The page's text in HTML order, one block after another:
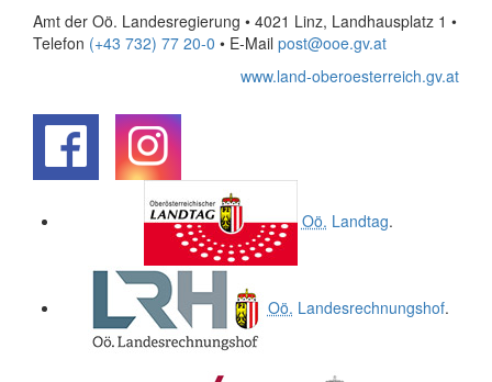
Amt der Oö. Landesregierung • 4021 Linz, Landhausplatz 1 •
Telefon (+43 732) 77 20-0 • E-Mail post@ooe.gv.at
www.land-oberoesterreich.gv.at
Oö. Landtag.
Oö. Landesrechnungshof.